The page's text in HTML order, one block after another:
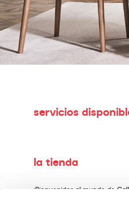
servicios
la tienda
¡Bienvenidos al mundo de
producir y vender